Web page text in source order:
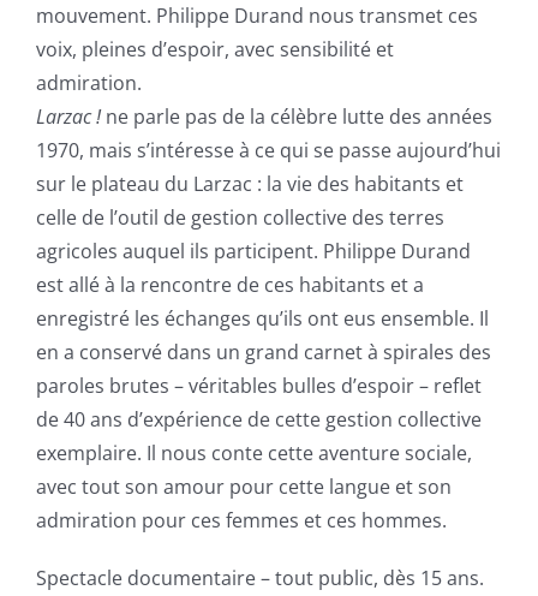
mouvement. Philippe Durand nous transmet ces
voix, pleines d’espoir, avec sensibilité et
admiration.
Larzac !ne parle pas de la célèbre lutte des années
1970, mais s’intéresse à ce qui se passe aujourd’hui
sur le plateau du Larzac : la vie des habitants et
celle de l’outil de gestion collective des terres
agricoles auquel ils participent. Philippe Durand
est allé à la rencontre de ces habitants et a
enregistré les échanges qu’ils ont eus ensemble. Il
en a conservé dans un grand carnet à spirales des
paroles brutes – véritables bulles d’espoir – reflet
de 40 ans d’expérience de cette gestion collective
exemplaire. Il nous conte cette aventure sociale,
avec tout son amour pour cette langue et son
admiration pour ces femmes et ces hommes.
Spectacle documentaire – tout public, dès 15 ans.